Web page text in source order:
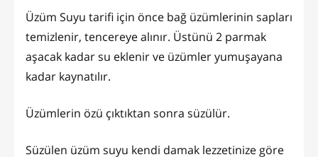
Üzüm Suyu tarifi için önce bağ üzümlerinin sapları
temizlenir, tencereye alınır. Üstünü 2 parmak
aşacak kadar su eklenir ve üzümler yumuşayana
kadar kaynatılır.
Üzümlerin özü çıktıktan sonra süzülür.
Süzülen üzüm suyu kendi damak lezzetinize göre